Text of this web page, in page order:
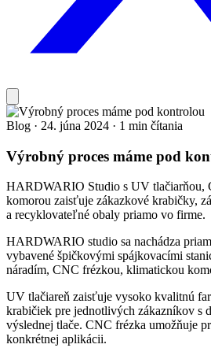
Blog · 24. júna 2024 · 1 min čítania
Výrobný proces máme pod
HARDWARIO Studio s UV tlačiarňou,
komorou zaisťuje zákazkové krabičky,
a recyklovateľné obaly priamo vo firme.
HARDWARIO studio sa nachádza
vybavené špičkovými spájkovacími
náradím, CNC frézkou, klimatickou
UV tlačiareň zaisťuje vysoko kvalitnú
krabičiek pre jednotlivých zákazníkov s
výslednej tlače. CNC frézka umožňuje
konkrétnej aplikácii.